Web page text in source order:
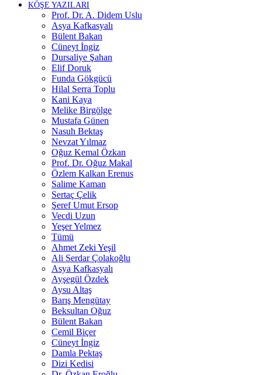
KÖŞE YAZILARI
Prof. Dr. A. Didem Uslu
Asya Kafkasyalı
Bülent Bakan
Cüneyt İngiz
Dursaliye Şahan
Elif Doruk
Funda Gökgücü
Hilal Serra Toplu
Kani Kaya
Melike Birgölge
Mustafa Günen
Nasuh Bektaş
Nevzat Yılmaz
Oğuz Kemal Özkan
Prof. Dr. Oğuz Makal
Özlem Kalkan Erenus
Salime Kaman
Sertaç Çelik
Şeref Umut Ersop
Vecdi Uzun
Yeşer Yelmez
Tümü
Ahmet Zeki Yeşil
Ali Serdar Çolakoğlu
Asya Kafkasyalı
Ayşegül Özdek
Aysu Altaş
Barış Mengütay
Beksultan Oğuz
Bülent Bakan
Cemil Biçer
Cüneyt İngiz
Damla Pektaş
Dizi Kedisi